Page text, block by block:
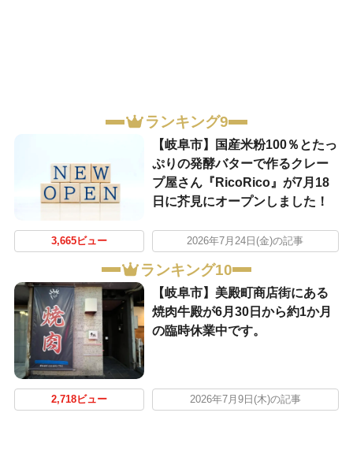
ランキング9
【岐阜市】国産米粉100％とたっ
ぷりの発酵バターで作るクレー
プ屋さん『RicoRico』が7月18
日に芥見にオープンしました！
3,665ビュー 2026年7月24日(金)の記事
ランキング10
【岐阜市】美殿町商店街にある
焼肉牛殿が6月30日から約1か月
の臨時休業中です。
2,718ビュー 2026年7月9日(木)の記事